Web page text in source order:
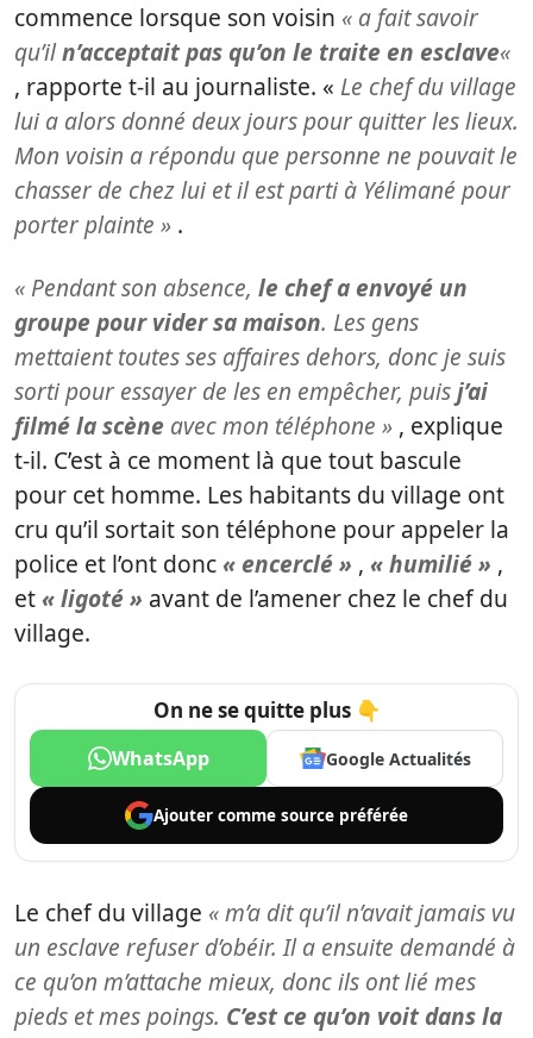
commence lorsque son voisin « a fait savoir
qu’iln’acceptait pas qu’on le traite en esclave«
, rapporte t-il au journaliste. « Le chef du village
lui a alors donné deux jours pour quitter les lieux.
Mon voisin a répondu que personne ne pouvait le
chasser de chez lui et il est parti à Yélimané pour
porter plainte » .
« Pendant son absence, le chef a envoyé un
groupe pour vider sa maison. Les gens
mettaient toutes ses affaires dehors, donc je suis
sorti pour essayer de les en empêcher, puisj’ai
filmé la scène avec mon téléphone » , explique
t-il. C’est à ce moment là que tout bascule
pour cet homme. Les habitants du village ont
cru qu’il sortait son téléphone pour appeler la
police et l’ont donc« encerclé » , « humilié » ,
et« ligoté » avant de l’amener chez le chef du
village.
On ne se quitte plus 👇
WhatsApp Google Actualités
Ajouter comme source préférée
Le chef du village « m’a dit qu’il n’avait jamais vu
un esclave refuser d’obéir. Il a ensuite demandé à
ce qu’on m’attache mieux, donc ils ont lié mes
pieds et mes poings. C’est ce qu’on voit dans la